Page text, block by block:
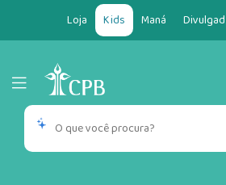
Loja Kids Maná